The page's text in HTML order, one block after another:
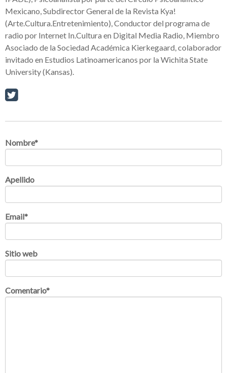
Mexicano, Subdirector General de la Revista Kya!
(Arte.Cultura.Entretenimiento), Conductor del programa de
radio por Internet In.Cultura en Digital Media Radio, Miembro
Asociado de la Sociedad Académica Kierkegaard, colaborador
invitado en Estudios Latinoamericanos por la Wichita State
University (Kansas).
Nombre*
Apellido
Email*
Sitio web
Comentario*